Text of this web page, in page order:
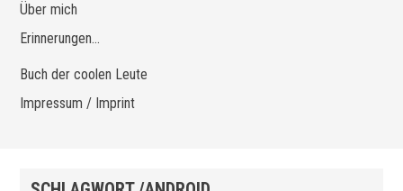
Über mich
Erinnerungen…
Buch der coolen Leute
Impressum / Imprint